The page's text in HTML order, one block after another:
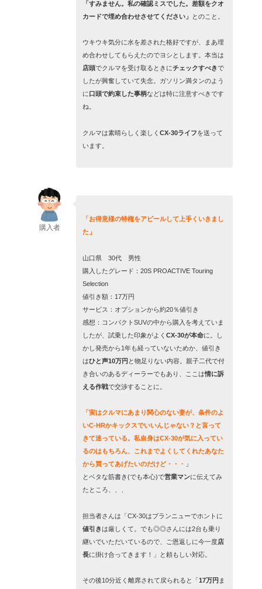
「すみません。私の確認ミスでした。差額をクオ
カードで埋め合わせさせてください」
とのこと。
ウキウキ気分に水を差された格好ですが、まあ埋
め合わせしてもらえたのでヨシとします。本当は
店頭でクルマを受け取るときにチェックすべきで
したが興奮していて失念。ガソリン満タンのよう
に 口頭で約束した事柄などは特に注意すべきです
ね。
クルマは素晴らしく楽しく CX-30ライフを送って
います。
購入者
「お得意様の特権をアピールして上手くいきまし
た」
山口県 30代 男性
購入したグレード：20S PROACTIVE Touring
Selection
値引き額：17万円
サービス：オプションから約20％値引き
感想： コンパクトSUVの中から購入を考えていま
したが、試乗した印象がよく CX-30が本命に 。し
かし発売から1年も経っていないためか、値引き
はひと声10万円 と物足りない内容。親子二代で付
き合いのあるディーラーでもあり、ここは情に訴
える作戦で交渉することに。
「実はクルマにあまり関心のない妻が、条件のよ
いC-HRかキックスでいいんじゃない？と言って
きて迷っている。私自身はCX-30が気に入ってい
るのはもちろん、これまでよくしてくれたあなた
から買ってあげたいのだけど・・・」
とベタな筋書き(でも本心)で営業マンに伝えてみ
たところ、、、
担当者さんは「CX-30はブランニューでホントに
値引きは厳しくて。でも◎◎さんには2台も乗り
継いでいただいているので、ご恩返しに今一度店
長に掛け合ってきます！」と頼もしい対応。
その後10分近く離席されて戻られると 「 17万円 ま